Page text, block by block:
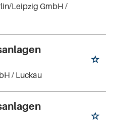
Leipzig GmbH/
/ Luckau